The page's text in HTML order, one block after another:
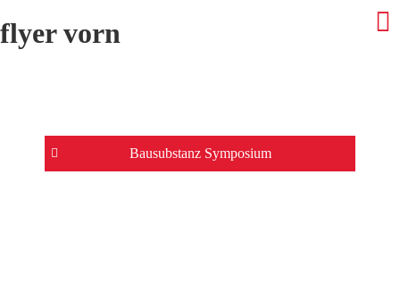
flyer vorn
Beitrags-
Navigation
Bausubstanz Symposium